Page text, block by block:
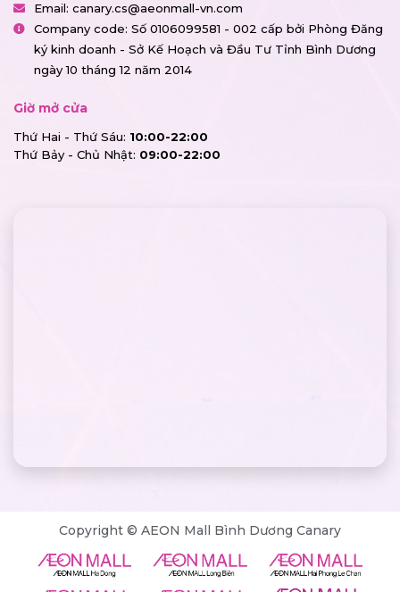
Email: canary.cs@aeonmall-vn.com
Company code: Số 0106099581 - 002 cấp bởi Phòng Đăng
ký kinh doanh - Sở Kế Hoạch và Đầu Tư Tỉnh Bình Dương
ngày 10 tháng 12 năm 2014
Giờ mở cửa
Thứ Hai - Thứ Sáu: 10:00-22:00
Thứ Bảy - Chủ Nhật: 09:00-22:00
Copyright © AEON Mall Bình Dương Canary